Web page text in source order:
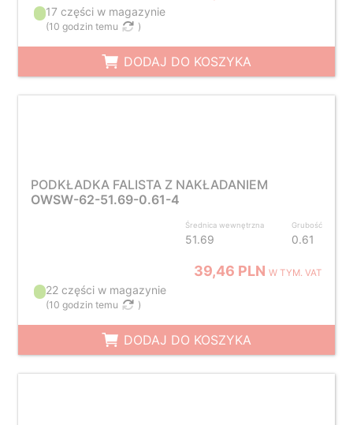
17 części w magazynie
(10 godzin temu )
DODAJ DO KOSZYKA
PODKŁADKA FALISTA Z NAKŁADANIEM
OWSW-62-51.69-0.61-4
Średnica wewnętrzna
51.69
Grubość
0.61
39,46 PLNW TYM. VAT
22 części w magazynie
(10 godzin temu )
DODAJ DO KOSZYKA